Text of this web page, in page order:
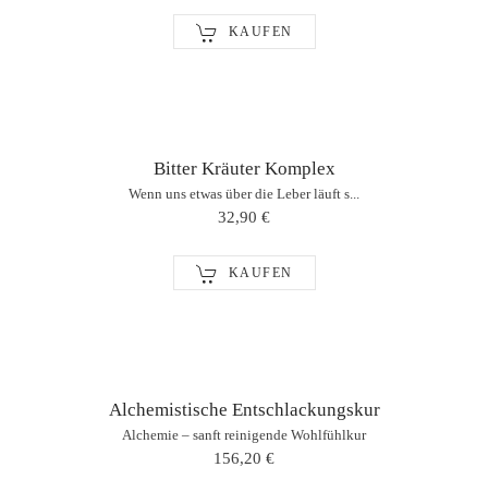
KAUFEN
Bitter Kräuter Komplex
Wenn uns etwas über die Leber läuft s...
32,90 €
KAUFEN
Alchemistische Entschlackungskur
Alchemie – sanft reinigende Wohlfühlkur
156,20 €